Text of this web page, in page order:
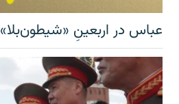
عباس در اربعینِ «شیطون‌بلا»